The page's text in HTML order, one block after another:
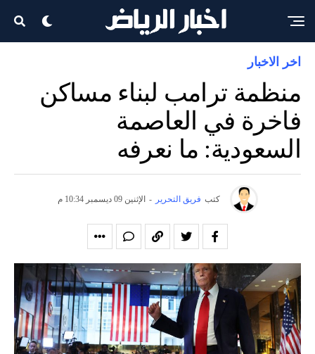
اخر الاخبار
منظمة ترامب لبناء مساكن
فاخرة في العاصمة
السعودية: ما نعرفه
كتب فريق التحرير - الإثنين 09 ديسمبر 10:34 م